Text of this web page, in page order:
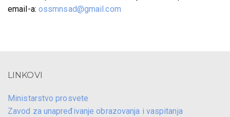
email-a: ossmnsad@gmail.com
LINKOVI
Ministarstvo prosvete
Zavod za unapređivanje obrazovanja i vaspitanja